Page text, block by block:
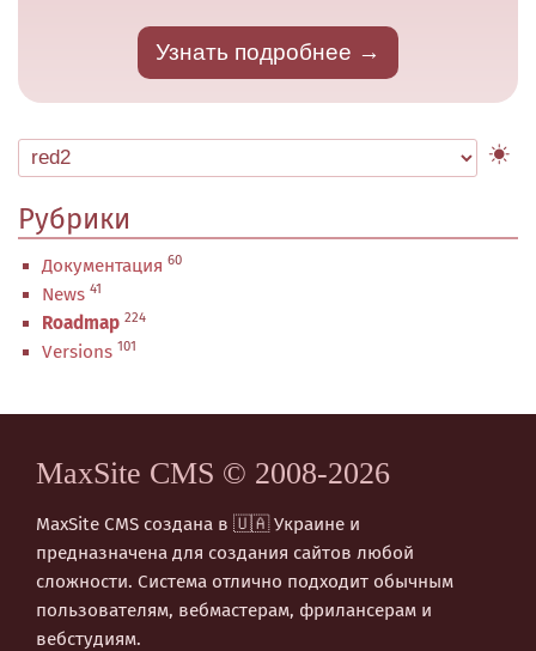
Узнать подробнее
Рубрики
Документация 60
News 41
Roadmap 224
Versions 101
MaxSite CMS © 2008-2026
MaxSite CMS создана в 🇺🇦 Украине и
предназначена для создания сайтов любой
сложности. Система отлично подходит обычным
пользователям, вебмастерам, фрилансерам и
вебстудиям.